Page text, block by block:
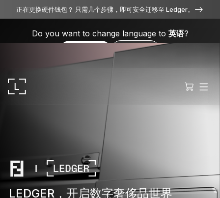
正在更换硬件钱包？ 只需几个步骤，即可安全迁移至 Ledger。
Do you want to change language to 英语?
No, thanks
Ledger Stax
全方位卓越品质
LEDGER，开启数字奢侈品世界